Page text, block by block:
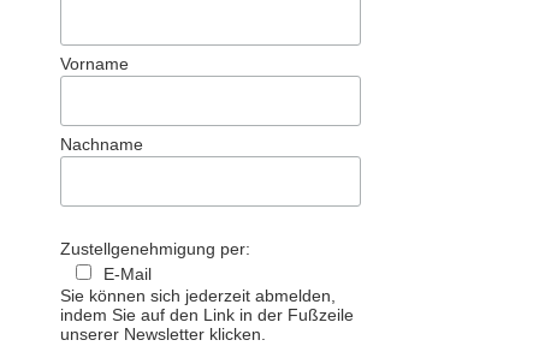
Vorname
Nachname
Zustellgenehmigung per:
E-Mail
Sie können sich jederzeit abmelden,
indem Sie auf den Link in der Fußzeile
unserer Newsletter klicken.